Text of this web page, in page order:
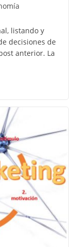
listando y
decisiones de
anterior. La